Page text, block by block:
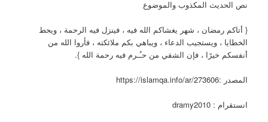
نص الحديث المكذوب والموضوع
{ أتاكم رمضان ، شهر يغشاكم الله فيه ، فينزل فيه الرحمة ، ويحط
الخطايا ، ويستجيب الدعاء ، ويباهي بكم ملائكته ، فأروا الله من
أنفسكم خيرًا ، فإن الشقي من حـُـرم فيه رحمة الله }.
المصدر :https://islamqa.info/ar/273606
انستقرام : dramy2010